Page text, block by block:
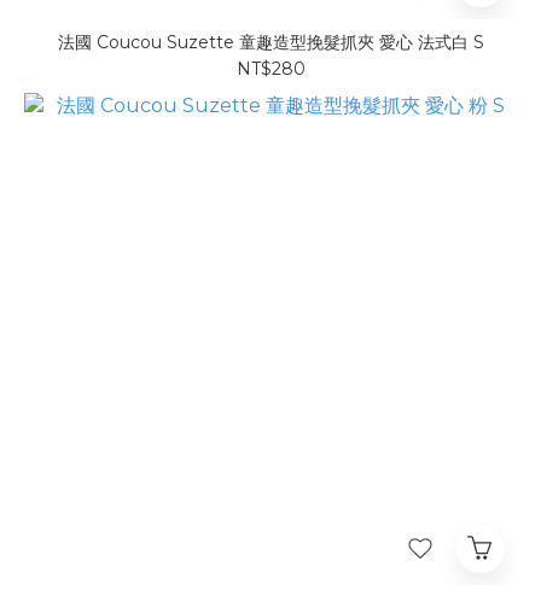
法國 Coucou Suzette 童趣造型挽髮抓夾 愛心 法式白 S
NT$280